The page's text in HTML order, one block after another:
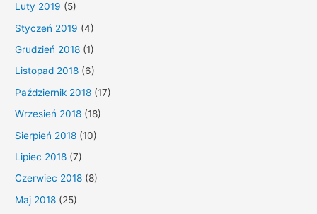
Luty 2019 (5)
Styczeń 2019 (4)
Grudzień 2018 (1)
Listopad 2018 (6)
Październik 2018 (17)
Wrzesień 2018 (18)
Sierpień 2018 (10)
Lipiec 2018 (7)
Czerwiec 2018 (8)
Maj 2018 (25)